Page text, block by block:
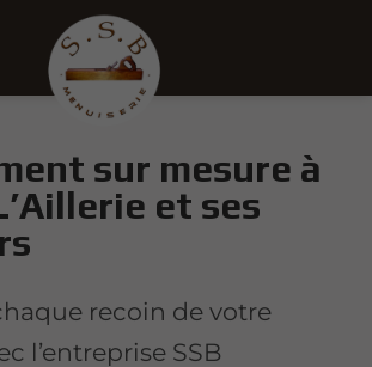
sur mesure à
et ses
recoin de votre
l’entreprise SSB